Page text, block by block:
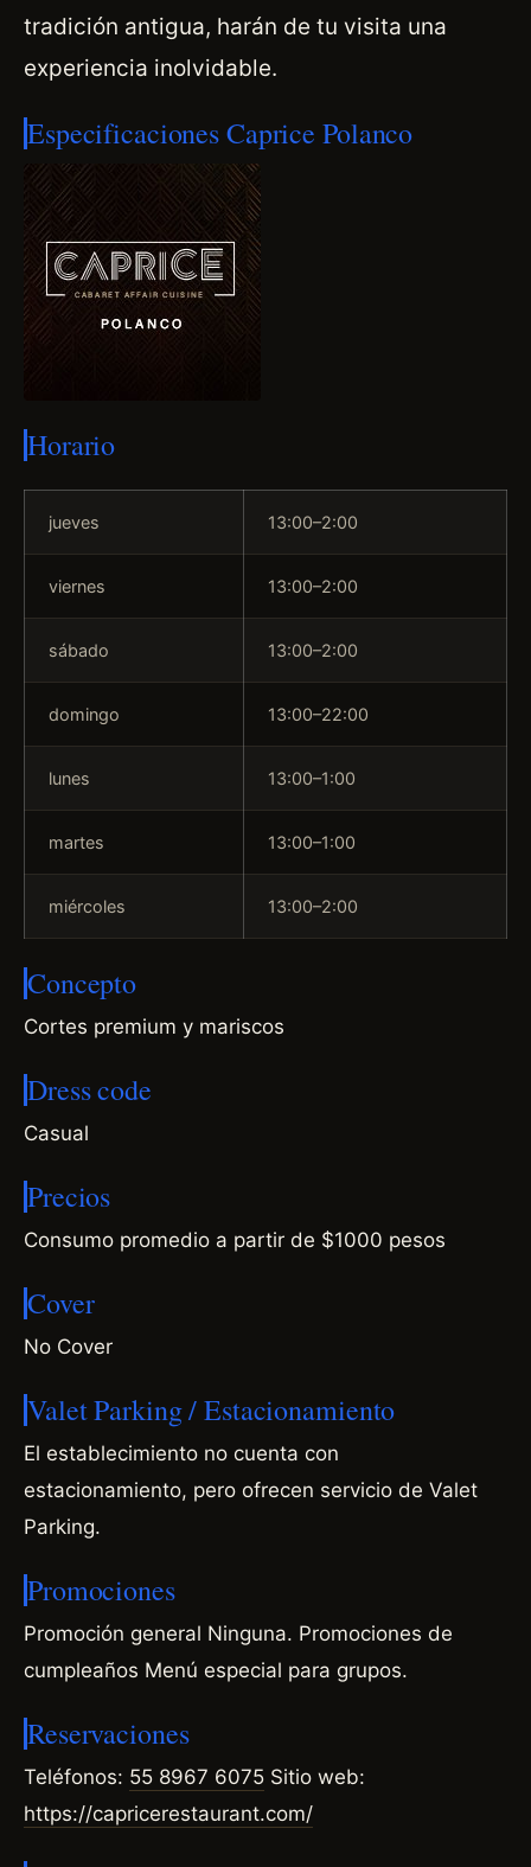
tradición antigua, harán de tu visita una
experiencia inolvidable.
Especificaciones Caprice Polanco
Horario
jueves 13:00–2:00
viernes 13:00–2:00
sábado 13:00–2:00
domingo 13:00–22:00
lunes 13:00–1:00
martes 13:00–1:00
miércoles 13:00–2:00
Concepto
Cortes premium y mariscos
Dress code
Casual
Precios
Consumo promedio a partir de $1000 pesos
Cover
No Cover
Valet Parking / Estacionamiento
El establecimiento no cuenta con
estacionamiento, pero ofrecen servicio de Valet
Parking.
Promociones
Promoción general Ninguna. Promociones de
cumpleaños Menú especial para grupos.
Reservaciones
Teléfonos: 55 8967 6075 Sitio web:
https://capricerestaurant.com/